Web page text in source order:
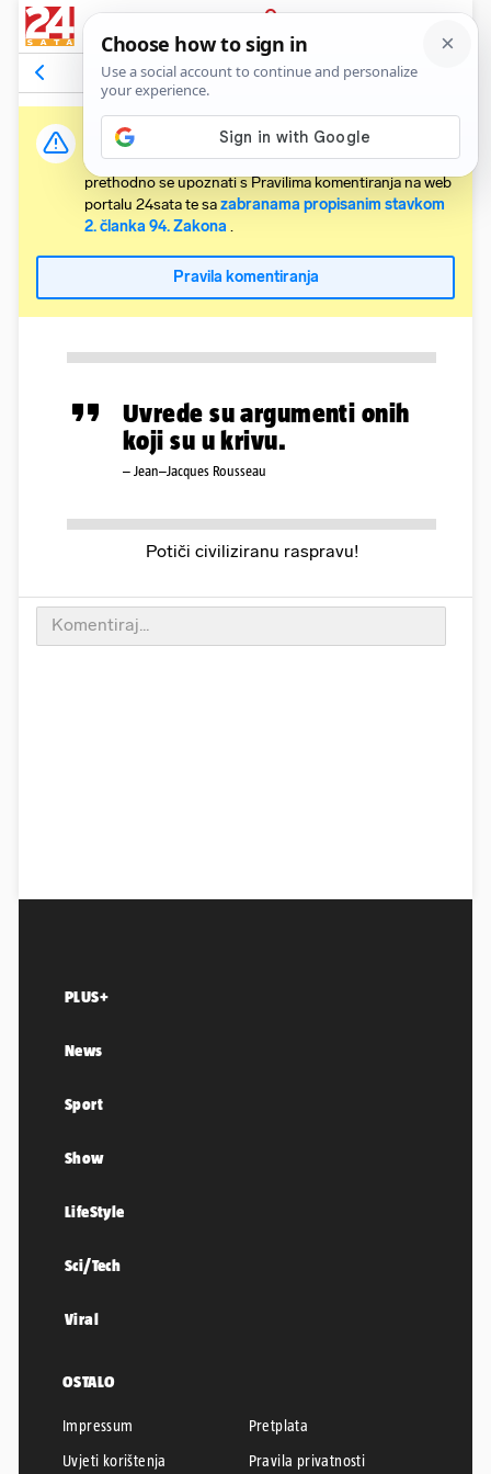
PRIJAVA
Komentari Relevantni
Važna obavijest:
Svaki korisnik koji želi komentirati članke obvezan je
prethodno se upoznati s Pravilima komentiranja na web
portalu 24sata te sazabranama propisanim stavkom
2. članka 94. Zakona .
Pravila komentiranja
Uvrede su argumenti onih
koji su u krivu.
– Jean–Jacques Rousseau
Potiči civiliziranu raspravu!
PLUS+
News
Sport
Show
LifeStyle
Sci/Tech
Viral
OSTALO
Impressum
Pretplata
Uvjeti korištenja
Pravila privatnosti